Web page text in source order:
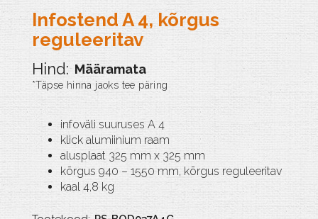
Infostend A 4, kõrgus
reguleeritav
Määramata
infoväli suuruses A 4
klick alumiinium raam
alusplaat 325 mm x 325 mm
kõrgus 940 – 1550 mm, kõrgus reguleeritav
kaal 4,8 kg